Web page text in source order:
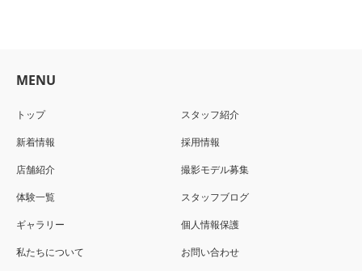
MENU
トップ
新着情報
店舗紹介
体験一覧
ギャラリー
私たちについて
スタッフ紹介
採用情報
撮影モデル募集
スタッフブログ
個人情報保護
お問い合わせ